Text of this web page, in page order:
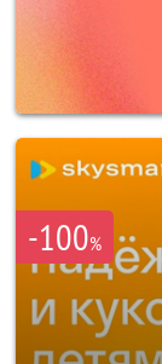
-100%